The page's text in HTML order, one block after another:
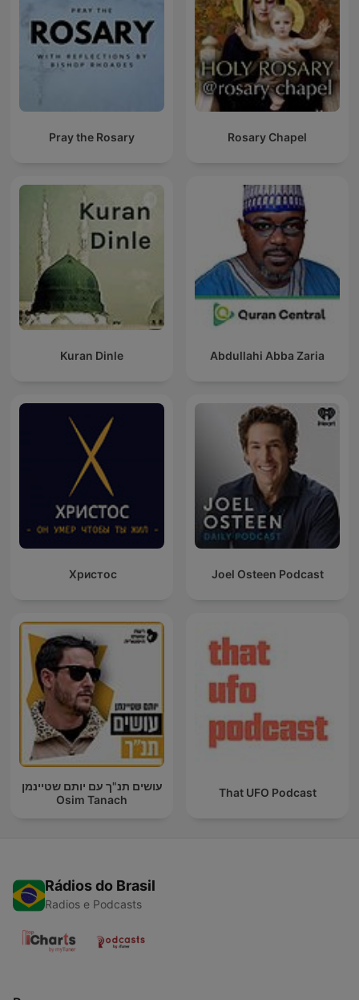
Pray the Rosary Rosary Chapel
Kuran Dinle Abdullahi Abba Zaria
Христос Joel Osteen Podcast
עושים תנ"ך עם יותם שטיינמן
Osim Tanach
That UFO Podcast
Rádios do Brasil
Radios e Podcasts